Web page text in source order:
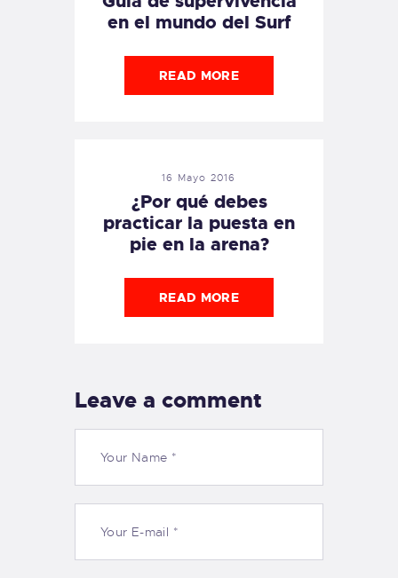
en el mundo del Surf
READ MORE
16 Mayo 2016
¿Por qué debes
practicar la puesta en
pie en la arena?
READ MORE
Leave a comment